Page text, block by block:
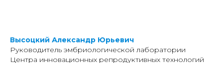
Высоцкий Александр Юрьевич
Руководитель эмбриологической лаборатории
Центра инновационных репродуктивных технологий